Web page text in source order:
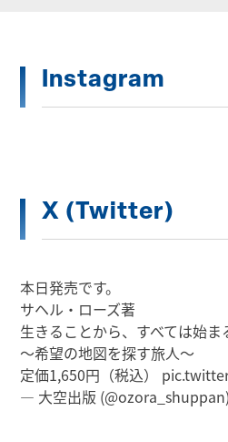
Instagram
X (Twitter)
本日発売です。
サヘル・ローズ著
生きることから、すべては始ま
～希望の地図を探す旅人～
定価1,650円（税込）
— 大空出版 (@ozora_shuppan)